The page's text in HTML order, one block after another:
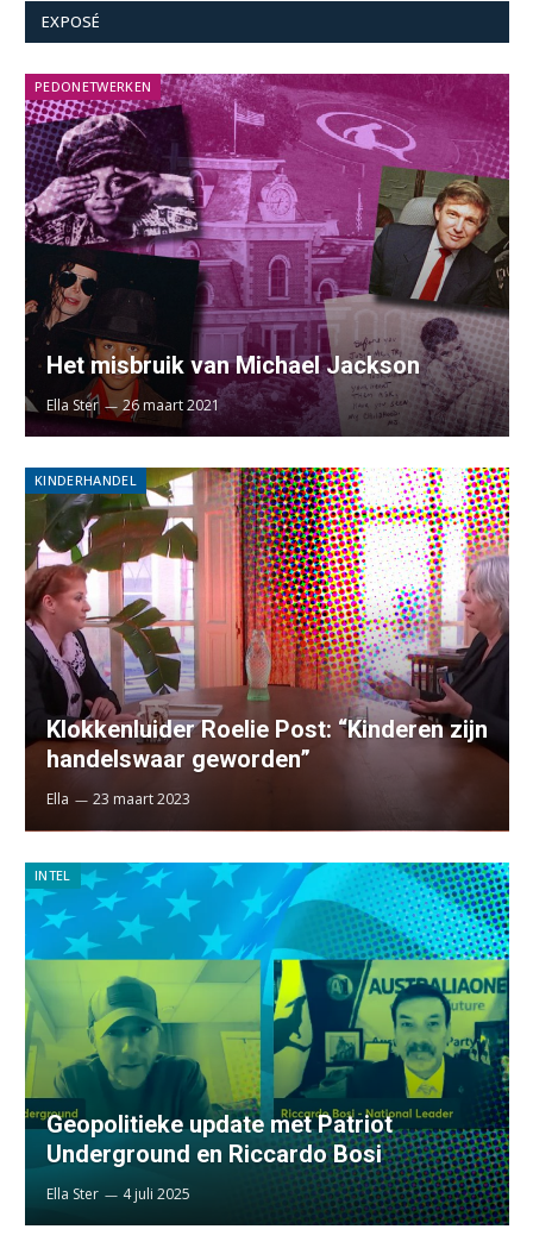
EXPOSÉ
PEDONETWERKEN
Het misbruik van Michael Jackson
Ella Ster 26 maart 2021
KINDERHANDEL
Klokkenluider Roelie Post: “Kinderen zijn
handelswaar geworden”
Ella 23 maart 2023
INTEL
Geopolitieke update met Patriot
Underground en Riccardo Bosi
Ella Ster 4 juli 2025